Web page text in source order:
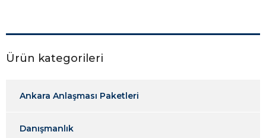
Ürün kategorileri
Ankara Anlaşması Paketleri
Danışmanlık